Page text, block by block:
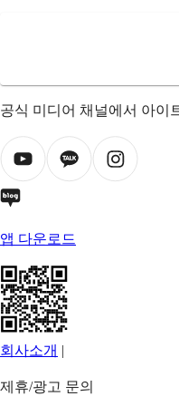
공식 미디어 채널에서 아이
앱 다운로드
회사소개 |
제휴/광고 문의